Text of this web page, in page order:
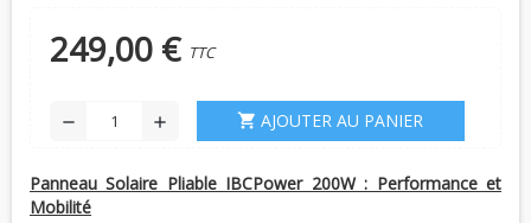
249,00 € TTC
remove add shopping_cart AJOUTER AU PANIER
Panneau Solaire Pliable IBCPower 200W : Performance et
Mobilité